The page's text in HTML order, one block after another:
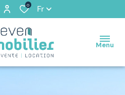
0 Fr
Menu